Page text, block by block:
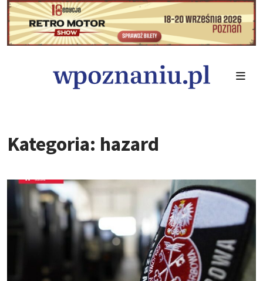
Kategoria: hazard